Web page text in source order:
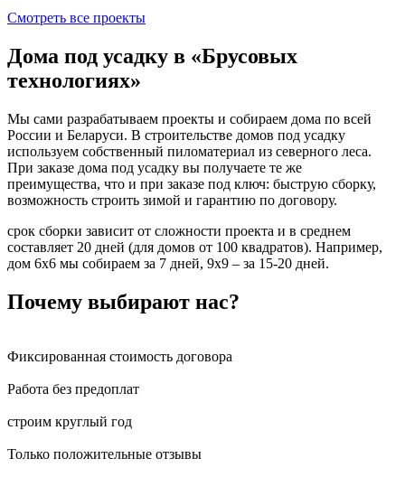
Смотреть все проекты
Дома под усадку в «Брусовых
технологиях»
Мы сами разрабатываем проекты и собираем дома по всей
России и Беларуси. В строительстве домов под усадку
используем собственный пиломатериал из северного леса.
При заказе дома под усадку вы получаете те же
преимущества, что и при заказе под ключ: быструю сборку,
возможность строить зимой и гарантию по договору.
срок сборки зависит от сложности проекта и в среднем
составляет 20 дней (для домов от 100 квадратов). Например,
дом 6х6 мы собираем за 7 дней, 9х9 – за 15-20 дней.
Почему выбирают нас?
Фиксированная стоимость договора
Работа без предоплат
строим круглый год
Только положительные отзывы